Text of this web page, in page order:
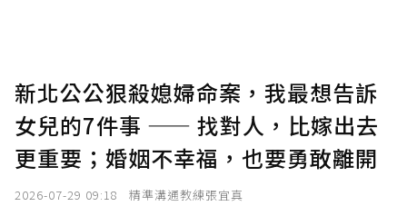
確認送出
新北公公狠殺媳婦命案，我最想告訴
女兒的7件事 —— 找對人，比嫁出去
更重要；婚姻不幸福，也要勇敢離開
2026-07-29 09:18 精準溝通教練張宜真